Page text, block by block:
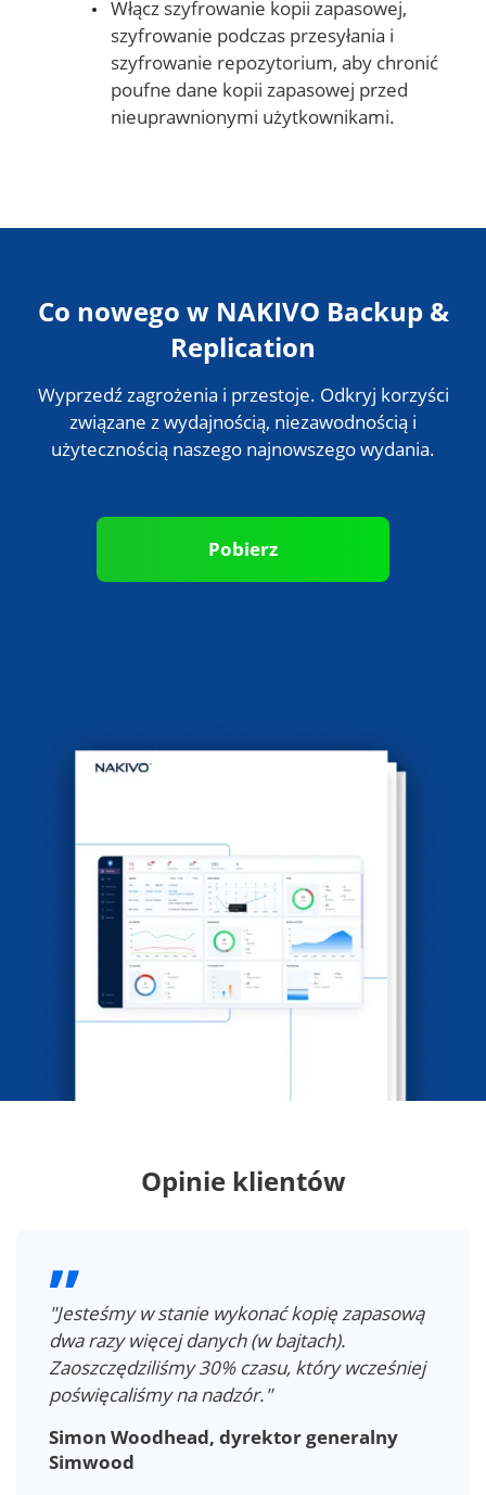
Włącz szyfrowanie kopii zapasowej,
szyfrowanie podczas przesyłania i
szyfrowanie repozytorium, aby chronić
poufne dane kopii zapasowej przed
nieuprawnionymi użytkownikami.
Co nowego w NAKIVO Backup &
Replication
Wyprzedź zagrożenia i przestoje. Odkryj korzyści
związane z wydajnością, niezawodnością i
użytecznością naszego najnowszego wydania.
Pobierz
Opinie klientów
"Jesteśmy w stanie wykonać kopię zapasową
dwa razy więcej danych (w bajtach).
Zaoszczędziliśmy 30% czasu, który wcześniej
poświęcaliśmy na nadzór."
Simon Woodhead, dyrektor generalny
Simwood